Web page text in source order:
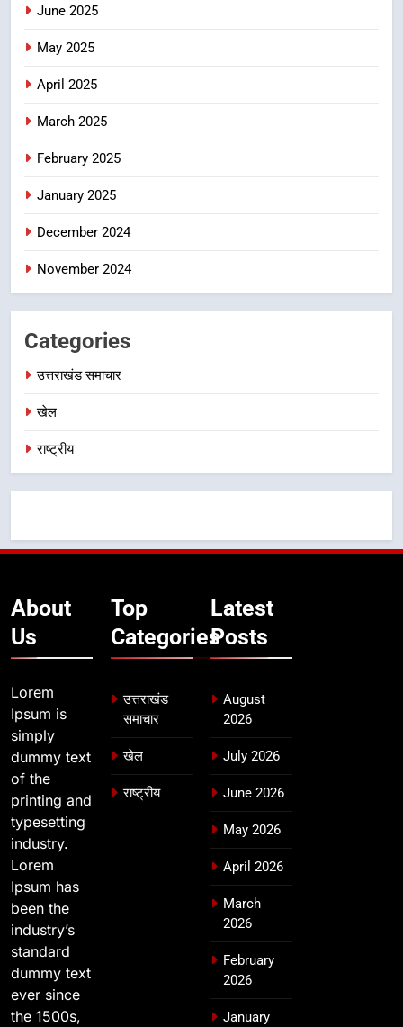
June 2025
May 2025
April 2025
March 2025
February 2025
January 2025
December 2024
November 2024
Categories
उत्तराखंड समाचार
खेल
राष्ट्रीय
About
Us
Lorem
Ipsum is
simply
dummy text
of the
printing and
typesetting
industry.
Lorem
Ipsum has
been the
industry’s
standard
dummy text
ever since
the 1500s,
Top
Categories
उत्तराखंड
समाचार
खेल
राष्ट्रीय
Latest
Posts
August
2026
July 2026
June 2026
May 2026
April 2026
March
2026
February
2026
January